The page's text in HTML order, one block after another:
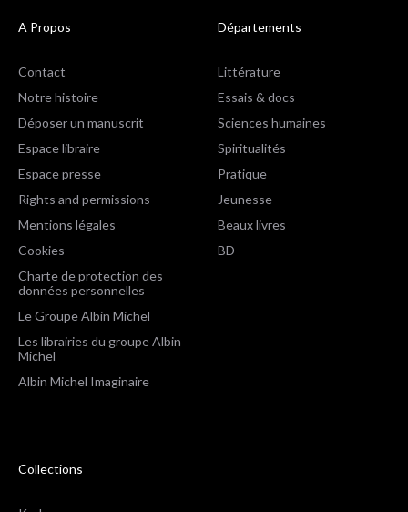
A Propos
Contact
Notre histoire
Déposer un manuscrit
Espace libraire
Espace presse
Rights and permissions
Mentions légales
Cookies
Charte de protection des
données personnelles
Le Groupe Albin Michel
Les librairies du groupe Albin
Michel
Albin Michel Imaginaire
Départements
Littérature
Essais & docs
Sciences humaines
Spiritualités
Pratique
Jeunesse
Beaux livres
BD
Collections